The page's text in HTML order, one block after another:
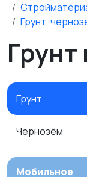
Грунт,
Грунт
Грунт
Чернозём
Мобильное